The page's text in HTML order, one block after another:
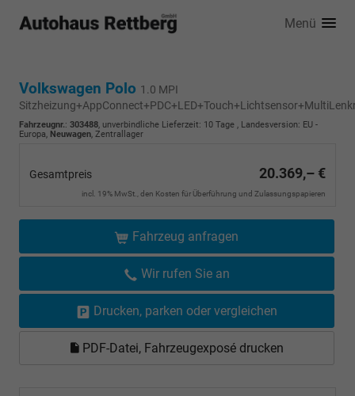
Menü
Volkswagen Polo 1.0 MPI
Fahrzeugnr.: 303488, unverbindliche Lieferzeit: 10 Tage , Landesversion: EU -
Europa, Neuwagen, Zentrallager
Gesamtpreis 20.369,– €
incl. 19% MwSt., den Kosten für Überführung und Zulassungspapieren
Fahrzeug anfragen
Wir rufen Sie an
Drucken, parken oder vergleichen
PDF-Datei, Fahrzeugexposé drucken